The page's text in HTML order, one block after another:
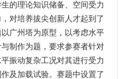
的理论知识储备、空间受力
对培养拔尖创新人才起到了
广州塔为原型，以考虑水平
制作为题，要求参赛者针对
振动复杂工况对其进行受力
及加载试验。赛题中设置了